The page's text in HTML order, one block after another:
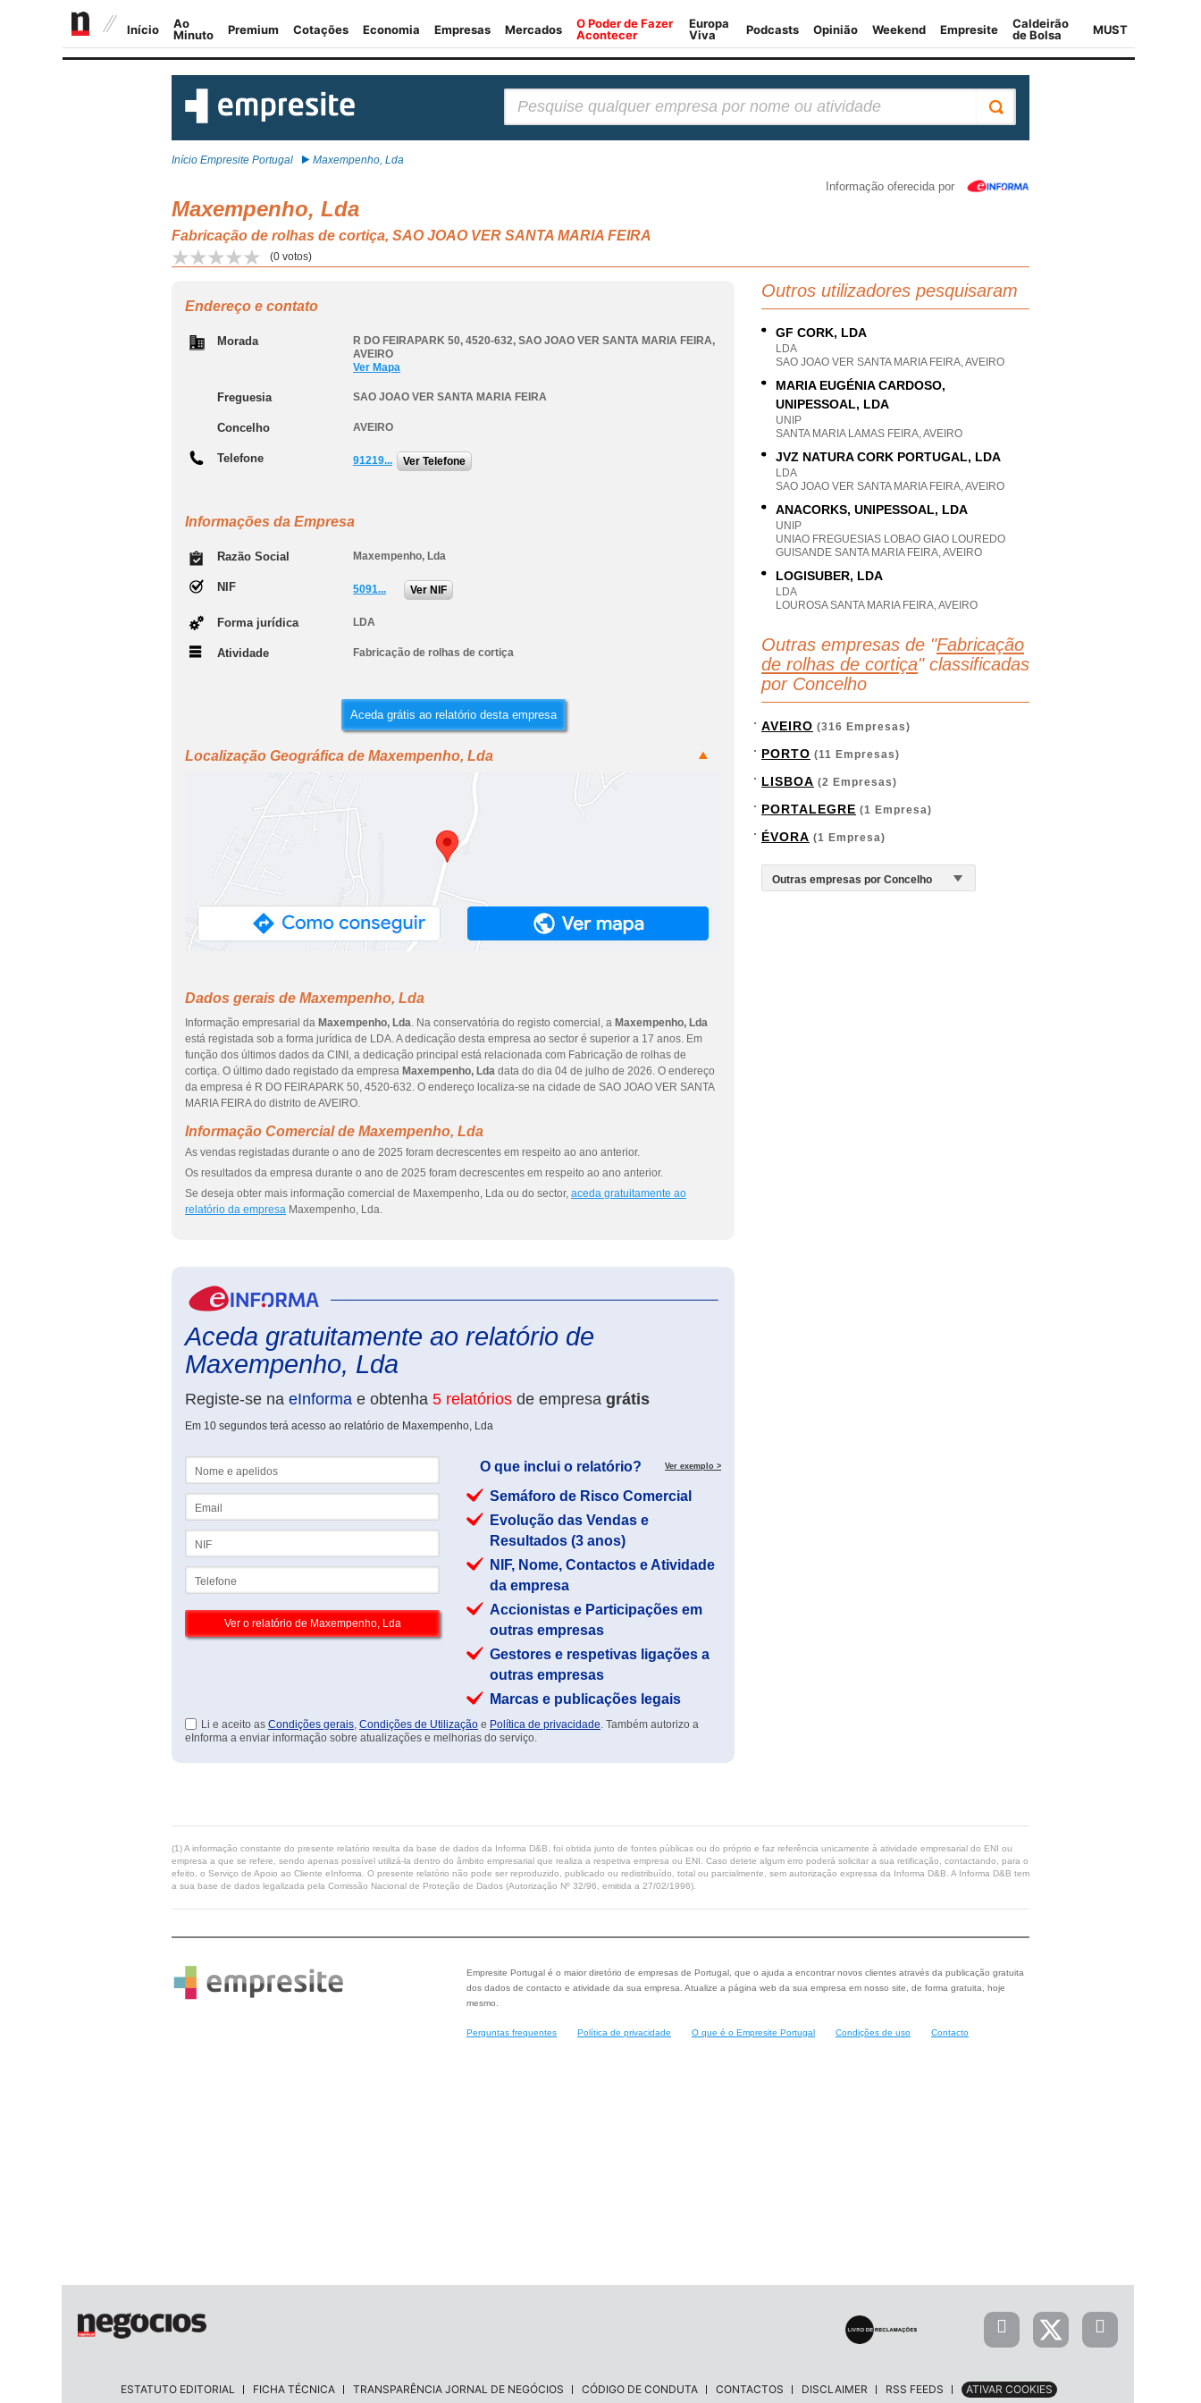
Início Empresite Portugal Maxempenho, Lda
Informação oferecida por
Maxempenho, Lda
Fabricação de rolhas de cortiça, SAO JOAO VER SANTA MARIA FEIRA
(0 votos)
Endereço e contato
Morada R DO FEIRAPARK 50, 4520-632, SAO JOAO VER SANTA MARIA FEIRA,
AVEIRO
Ver Mapa
Freguesia SAO JOAO VER SANTA MARIA FEIRA
Concelho AVEIRO
Telefone 91219... Ver Telefone
Informações da Empresa
Razão Social Maxempenho, Lda
NIF 5091... Ver NIF
Forma jurídica LDA
Atividade Fabricação de rolhas de cortiça
Aceda grátis ao relatório desta empresa
Localização Geográfica de Maxempenho, Lda
Dados gerais de Maxempenho, Lda
Informação empresarial da Maxempenho, Lda. Na conservatória do registo comercial, a Maxempenho, Lda
está registada sob a forma jurídica de LDA. A dedicação desta empresa ao sector é superior a 17 anos. Em
função dos últimos dados da CINI, a dedicação principal está relacionada com Fabricação de rolhas de
cortiça. O último dado registado da empresa Maxempenho, Lda data do dia 04 de julho de 2026. O endereço
da empresa é R DO FEIRAPARK 50, 4520-632. O endereço localiza-se na cidade de SAO JOAO VER SANTA
MARIA FEIRA do distrito de AVEIRO.
Informação Comercial de Maxempenho, Lda
As vendas registadas durante o ano de 2025 foram decrescentes em respeito ao ano anterior.
Os resultados da empresa durante o ano de 2025 foram decrescentes em respeito ao ano anterior.
Se deseja obter mais informação comercial de Maxempenho, Lda ou do sector, aceda gratuitamente ao
relatório da empresa Maxempenho, Lda.
Aceda gratuitamente ao relatório de
Maxempenho, Lda
Registe-se na eInforma e obtenha 5 relatórios de empresa grátis
Em 10 segundos terá acesso ao relatório de Maxempenho, Lda
O que inclui o relatório? Ver exemplo >
Semáforo de Risco Comercial
Evolução das Vendas e
Resultados (3 anos)
NIF, Nome, Contactos e Atividade
da empresa
Accionistas e Participações em
outras empresas
Gestores e respetivas ligações a
outras empresas
Marcas e publicações legais
Li e aceito as Condições gerais, Condições de Utilização e Política de privacidade. Também autorizo a
eInforma a enviar informação sobre atualizações e melhorias do serviço.
Outros utilizadores pesquisaram
GF CORK, LDA
LDA
SAO JOAO VER SANTA MARIA FEIRA, AVEIRO
MARIA EUGÉNIA CARDOSO,
UNIPESSOAL, LDA
UNIP
SANTA MARIA LAMAS FEIRA, AVEIRO
JVZ NATURA CORK PORTUGAL, LDA
LDA
SAO JOAO VER SANTA MARIA FEIRA, AVEIRO
ANACORKS, UNIPESSOAL, LDA
UNIP
UNIAO FREGUESIAS LOBAO GIAO LOUREDO
GUISANDE SANTA MARIA FEIRA, AVEIRO
LOGISUBER, LDA
LDA
LOUROSA SANTA MARIA FEIRA, AVEIRO
Outras empresas de "Fabricação
de rolhas de cortiça" classificadas
por Concelho
AVEIRO (316 Empresas)
PORTO (11 Empresas)
LISBOA (2 Empresas)
PORTALEGRE (1 Empresa)
ÉVORA (1 Empresa)
(1) A informação constante do presente relatório resulta da base de dados da Informa D&B, foi obtida junto de fontes públicas ou do próprio e faz referência unicamente à atividade empresarial do ENI ou
empresa a que se refere, sendo apenas possível utilizá-la dentro do âmbito empresarial que realiza a respetiva empresa ou ENI. Caso detete algum erro poderá solicitar a sua retificação, contactando, para o
efeito, o Serviço de Apoio ao Cliente eInforma. O presente relatório não pode ser reproduzido, publicado ou redistribuído, total ou parcialmente, sem autorização expressa da Informa D&B. A Informa D&B tem
a sua base de dados legalizada pela Comissão Nacional de Proteção de Dados (Autorização Nº 32/96, emitida a 27/02/1996).
Empresite Portugal é o maior diretório de empresas de Portugal, que o ajuda a encontrar novos clientes através da publicação gratuita
dos dados de contacto e atividade da sua empresa. Atualize a página web da sua empresa em nosso site, de forma gratuita, hoje
mesmo.
Perguntas frequentes Política de privacidade O que é o Empresite Portugal Condições de uso Contacto